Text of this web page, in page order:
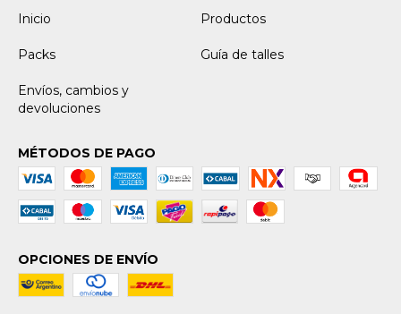
Inicio
Productos
Packs Guía de talles
Envíos, cambios y
devoluciones
MÉTODOS DE PAGO
OPCIONES DE ENVÍO